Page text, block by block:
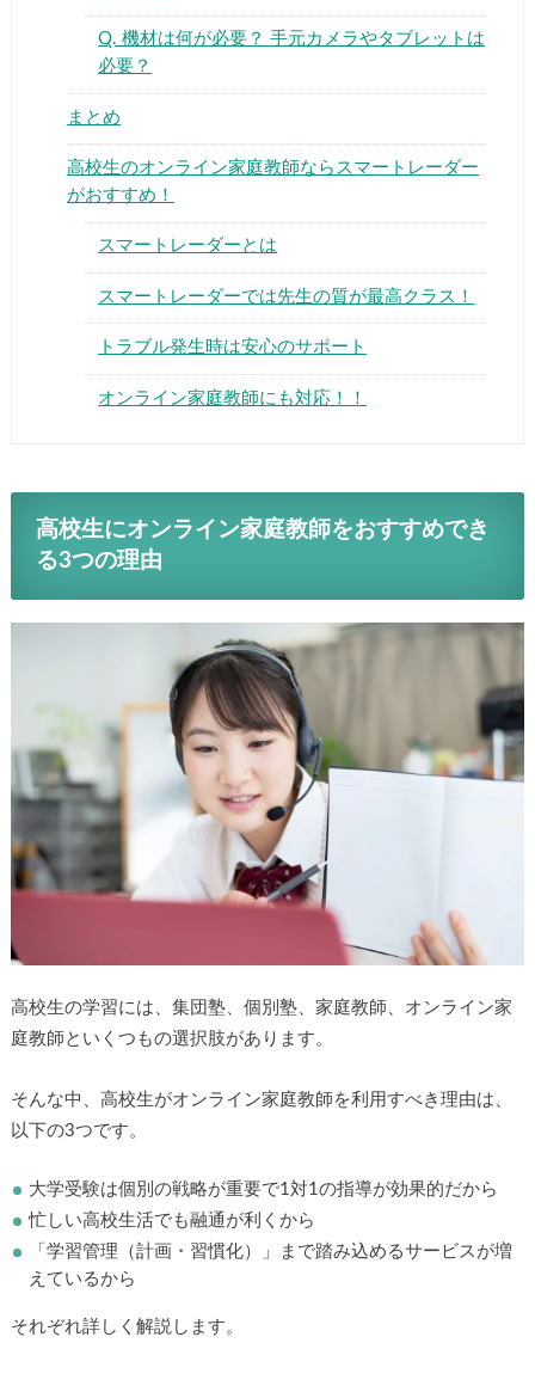
Q. 機材は何が必要？ 手元カメラやタブレットは
必要？
まとめ
高校生のオンライン家庭教師ならスマートレーダー
がおすすめ！
スマートレーダーとは
スマートレーダーでは先生の質が最高クラス！
トラブル発生時は安心のサポート
オンライン家庭教師にも対応！！
高校生にオンライン家庭教師をおすすめでき
る3つの理由
高校生の学習には、集団塾、個別塾、家庭教師、オンライン家
庭教師といくつもの選択肢があります。
そんな中、高校生がオンライン家庭教師を利用すべき理由は、
以下の3つです。
大学受験は個別の戦略が重要で1対1の指導が効果的だから
忙しい高校生活でも融通が利くから
「学習管理（計画・習慣化）」まで踏み込めるサービスが増
えているから
それぞれ詳しく解説します。